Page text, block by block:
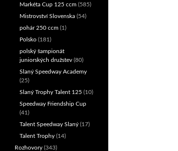
Markéta Cup 125 ccm (585)
Mistrovství Slovenska (54)
pohár 250 ccm (1)
Polsko (181)
polský šampionát
juniorských družstev (80)
Slaný Speedway Academy
(25)
Slaný Trophy Talent 125 (10)
Speedway Friendship Cup
(41)
Talent Speedway Slaný (17)
Talent Trophy (14)
Rozhovory (343)